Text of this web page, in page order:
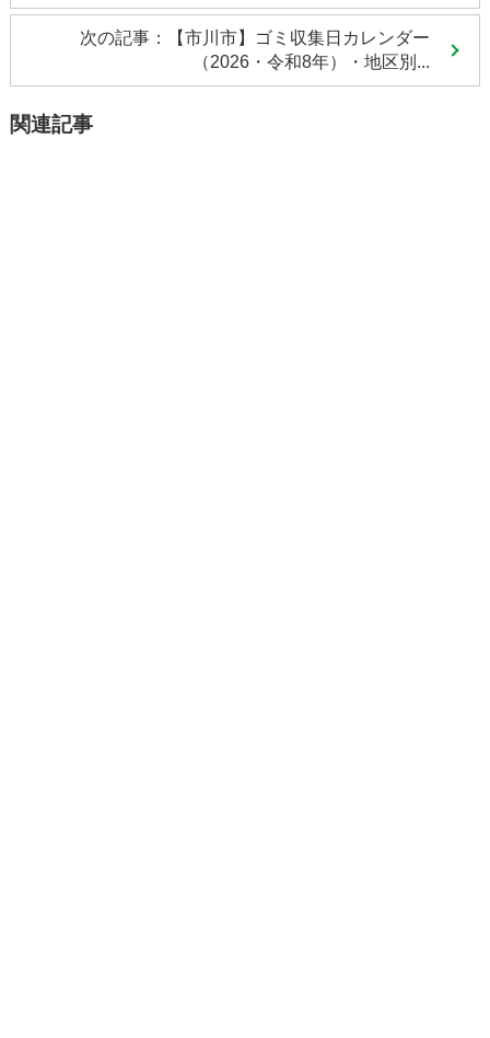
次の記事：【市川市】ゴミ収集日カレンダー
（2026・令和8年）・地区別...
関連記事